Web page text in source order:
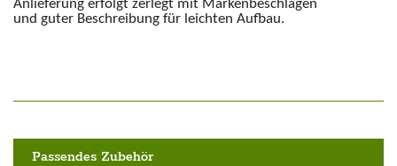
Anlieferung erfolgt zerlegt mit Markenbeschlägen
und guter Beschreibung für leichten Aufbau.
Passendes Zubehör